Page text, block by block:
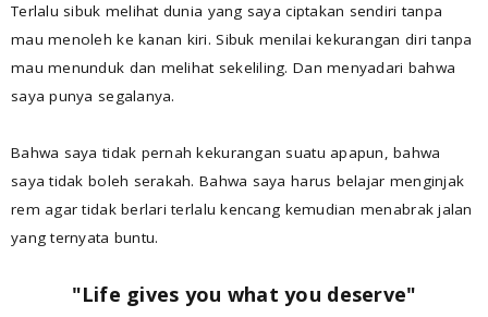
Terlalu sibuk melihat dunia yang saya ciptakan sendiri tanpa
mau menoleh ke kanan kiri. Sibuk menilai kekurangan diri tanpa
mau menunduk dan melihat sekeliling. Dan menyadari bahwa
saya punya segalanya.
Bahwa saya tidak pernah kekurangan suatu apapun, bahwa
saya tidak boleh serakah. Bahwa saya harus belajar menginjak
rem agar tidak berlari terlalu kencang kemudian menabrak jalan
yang ternyata buntu.
"Life gives you what you deserve"